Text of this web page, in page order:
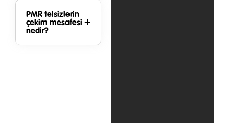
PMR telsizlerin
çekim mesafesi
nedir?